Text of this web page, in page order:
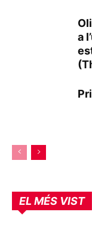
a
EL MÉS VIST